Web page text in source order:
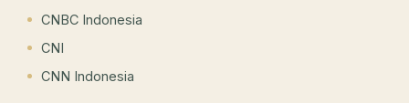
CNBC Indonesia
CNI
CNN Indonesia